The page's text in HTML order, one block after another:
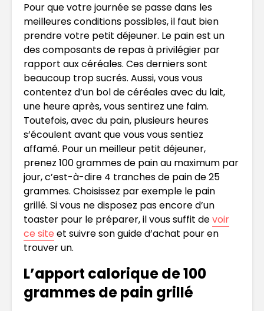
Pour que votre journée se passe dans les
meilleures conditions possibles, il faut bien
prendre votre petit déjeuner. Le pain est un
des composants de repas à privilégier par
rapport aux céréales. Ces derniers sont
beaucoup trop sucrés. Aussi, vous vous
contentez d’un bol de céréales avec du lait,
une heure après, vous sentirez une faim.
Toutefois, avec du pain, plusieurs heures
s’écoulent avant que vous vous sentiez
affamé. Pour un meilleur petit déjeuner,
prenez 100 grammes de pain au maximum par
jour, c’est-à-dire 4 tranches de pain de 25
grammes. Choisissez par exemple le pain
grillé. Si vous ne disposez pas encore d’un
toaster pour le préparer, il vous suffit devoir
ce site et suivre son guide d’achat pour en
trouver un.
L’apport calorique de 100
grammes de pain grillé